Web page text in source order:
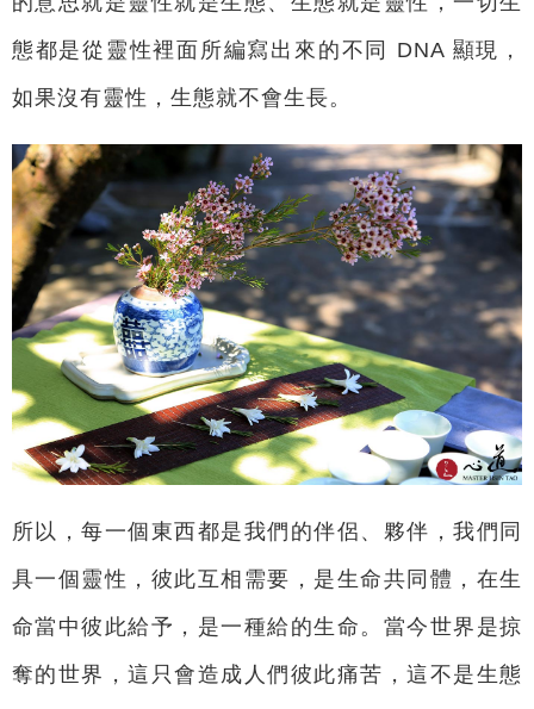
態都是從靈性裡面所編寫出來的不同 DNA 顯現，
如果沒有靈性，生態就不會生長。
所以，每一個東西都是我們的伴侶、夥伴，我們同
具一個靈性，彼此互相需要，是生命共同體，在生
命當中彼此給予，是一種給的生命。當今世界是掠
奪的世界，這只會造成人們彼此痛苦，這不是生態